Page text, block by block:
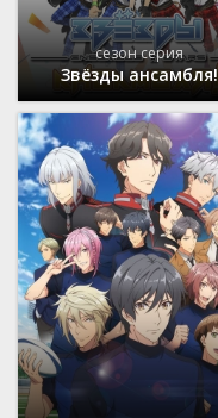
сезон серия
Звёзды ансамбля!